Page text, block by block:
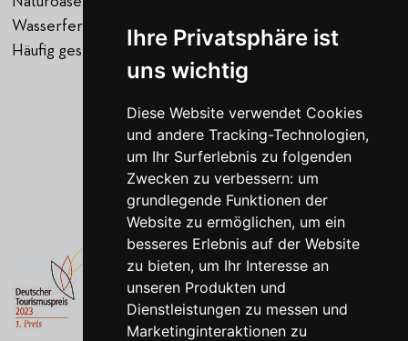
Ihre Privatsphäre ist
uns wichtig
Diese Website verwendet Cookies
und andere Tracking-Technologien,
um Ihr Surferlebnis zu folgenden
Zwecken zu verbessern: um
grundlegende Funktionen der
Website zu ermöglichen, um ein
besseres Erlebnis auf der Website
zu bieten, um Ihr Interesse an
unseren Produkten und
Dienstleistungen zu messen und
Marketinginteraktionen zu
Wasserferienwelt Rügen
Häufig gestellte Fragen
Urlaub
Über uns
Jobs
Kontakt
Gutscheine